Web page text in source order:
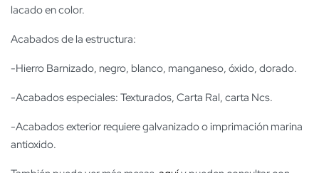
lacado en color.
Acabados de la estructura:
-Hierro Barnizado, negro, blanco, manganeso, óxido, dorado.
-Acabados especiales: Texturados, Carta Ral, carta Ncs.
-Acabados exterior requiere galvanizado o imprimación marina
antioxido.